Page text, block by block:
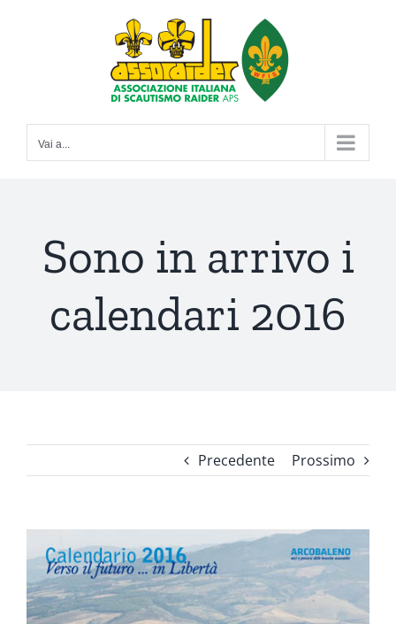
Vai a...
Sono in arrivo i
calendari 2016
Precedente Prossimo
Ingrandisci
immagine